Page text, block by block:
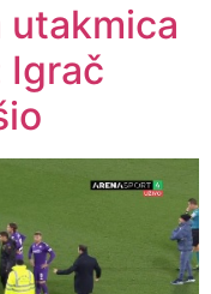
utakmica
Igrač